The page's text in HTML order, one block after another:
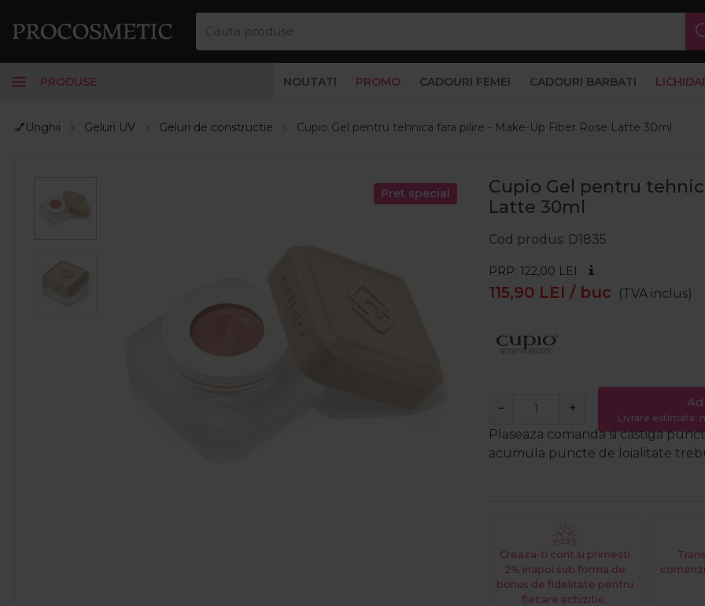
PRODUSE NOUTATI PROMO CADOURI FEMEI CADOURI BARBATI
💅Unghii Geluri UV Geluri de constructie Cupio Gel pentru tehnica fara pilire - Make-Up Fiber Rose Latte 30ml
Pret special
Cupio Gel pentru
Latte 30ml
Cod produs D1835
PRP: 122,00 LEI
115,90 LEI / buc (TVA inclus)
− +
Livrare estimata:
Plaseaza comanda si castiga
acumula puncte de loialitate
Creaza-ti cont si primesti
2% inapoi sub forma de
bonus de fidelitate pentru
fiecare achizitie.